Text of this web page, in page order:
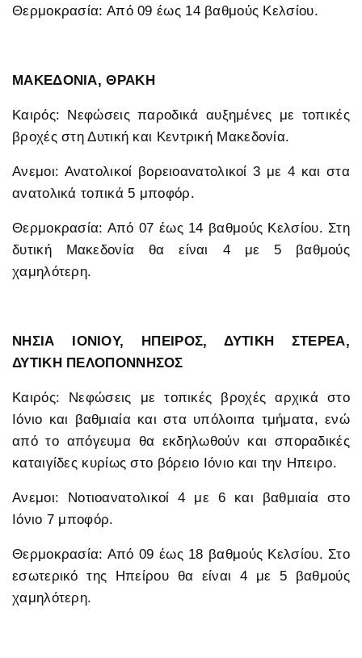
Θερμοκρασία: Από 09 έως 14 βαθμούς Κελσίου.
ΜΑΚΕΔΟΝΙΑ, ΘΡΑΚΗ
Καιρός: Νεφώσεις παροδικά αυξημένες με τοπικές
βροχές στη Δυτική και Κεντρική Μακεδονία.
Ανεμοι: Ανατολικοί βορειοανατολικοί 3 με 4 και στα
ανατολικά τοπικά 5 μποφόρ.
Θερμοκρασία: Από 07 έως 14 βαθμούς Κελσίου. Στη
δυτική Μακεδονία θα είναι 4 με 5 βαθμούς
χαμηλότερη.
ΝΗΣΙΑ ΙΟΝΙΟΥ, ΗΠΕΙΡΟΣ, ΔΥΤΙΚΗ ΣΤΕΡΕΑ,
ΔΥΤΙΚΗ ΠΕΛΟΠΟΝΝΗΣΟΣ
Καιρός: Νεφώσεις με τοπικές βροχές αρχικά στο
Ιόνιο και βαθμιαία και στα υπόλοιπα τμήματα, ενώ
από το απόγευμα θα εκδηλωθούν και σποραδικές
καταιγίδες κυρίως στο βόρειο Ιόνιο και την Ηπειρο.
Ανεμοι: Νοτιοανατολικοί 4 με 6 και βαθμιαία στο
Ιόνιο 7 μποφόρ.
Θερμοκρασία: Από 09 έως 18 βαθμούς Κελσίου. Στο
εσωτερικό της Ηπείρου θα είναι 4 με 5 βαθμούς
χαμηλότερη.